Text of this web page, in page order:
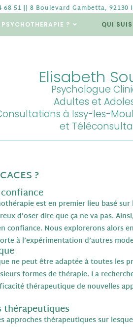
51 || 8 Boulevard Gambetta,
PSYCHOTHERAPIE ? QUI
Elisabeth
Psychologue
Adultes et
à Issy-les-
et
?
est en premier lieu basé
d’oser dire que ça ne va pas.
confiance. Nous explorerons
à l’expérimentation d’autres
ne peut être adaptée à toutes les
formes de thérapie. La
thérapeutique de nouvelles
thérapeutiques
approches thérapeutiques sur